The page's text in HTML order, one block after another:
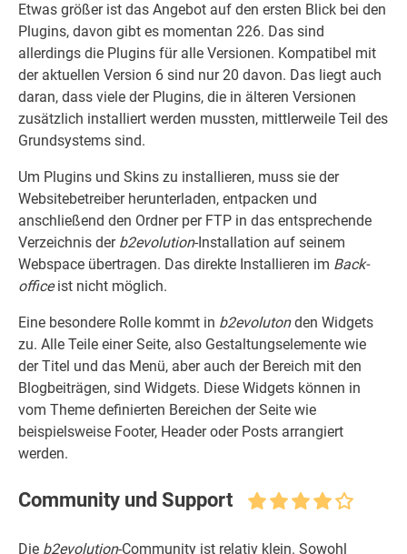
Etwas größer ist das Angebot auf den ersten Blick bei den
Plugins, davon gibt es momentan 226. Das sind
allerdings die Plugins für alle Versionen. Kompatibel mit
der aktuellen Version 6 sind nur 20 davon. Das liegt auch
daran, dass viele der Plugins, die in älteren Versionen
zusätzlich installiert werden mussten, mittlerweile Teil des
Grundsystems sind.
Um Plugins und Skins zu installieren, muss sie der
Websitebetreiber herunterladen, entpacken und
anschließend den Ordner per FTP in das entsprechende
Verzeichnis der b2evolution-Installation auf seinem
Webspace übertragen. Das direkte Installieren im Back-
officeist nicht möglich.
Eine besondere Rolle kommt in b2evolutonden Widgets
zu. Alle Teile einer Seite, also Gestaltungselemente wie
der Titel und das Menü, aber auch der Bereich mit den
Blogbeiträgen, sind Widgets. Diese Widgets können in
vom Theme definierten Bereichen der Seite wie
beispielsweise Footer, Header oder Posts arrangiert
werden.
Community und Support
Die b2evolution-Community ist relativ klein. Sowohl